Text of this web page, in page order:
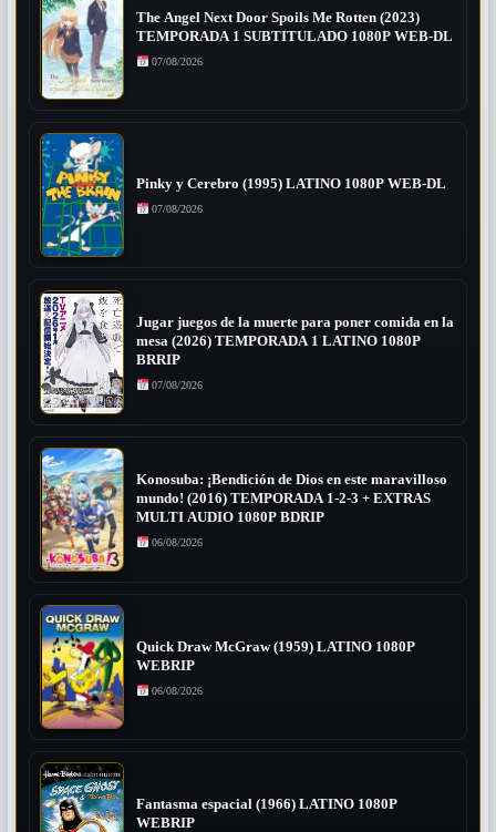
The Angel Next Door Spoils Me Rotten (2023)
TEMPORADA 1 SUBTITULADO 1080P WEB-DL
07/08/2026
Pinky y Cerebro (1995) LATINO 1080P WEB-DL
07/08/2026
Jugar juegos de la muerte para poner comida en la
mesa (2026) TEMPORADA 1 LATINO 1080P
BRRIP
07/08/2026
Konosuba: ¡Bendición de Dios en este maravilloso
mundo! (2016) TEMPORADA 1-2-3 + EXTRAS
MULTI AUDIO 1080P BDRIP
06/08/2026
Quick Draw McGraw (1959) LATINO 1080P
WEBRIP
06/08/2026
Fantasma espacial (1966) LATINO 1080P
WEBRIP